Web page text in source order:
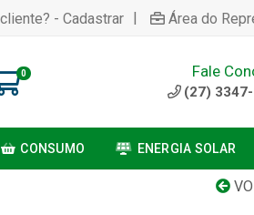
- Cadastrar | Área do
0 Fale
(27)
CONSUMO ENERGIA SOLAR